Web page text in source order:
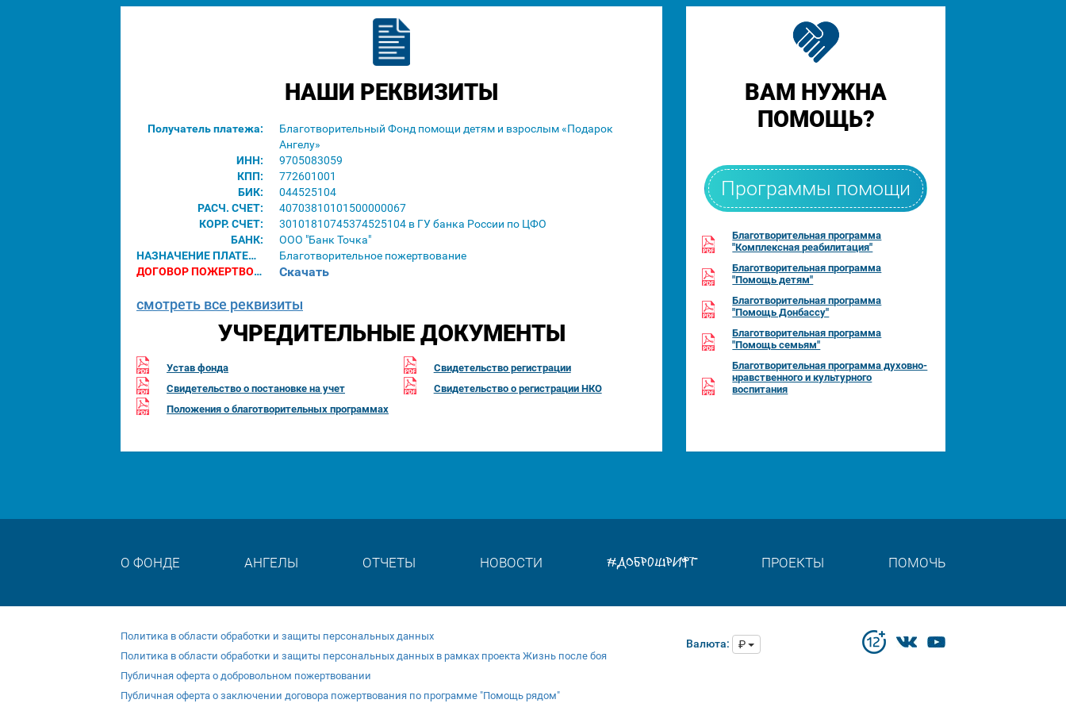
НАШИ РЕКВИЗИТЫ
Получатель платежа:
Благотворительный Фонд помощи детям и взрослым «Подарок
Ангелу»
ИНН:
9705083059
КПП:
772601001
БИК:
044525104
РАСЧ. СЧЕТ:
40703810101500000067
КОРР. СЧЕТ:
30101810745374525104 в ГУ банка России по ЦФО
БАНК:
ООО "Банк Точка"
НАЗНАЧЕНИЕ ПЛАТЕЖА:
Благотворительное пожертвование
ДОГОВОР ПОЖЕРТВОВАНИЯ ДЛЯ ЮРИДИЧЕСКИХ ЛИЦ:
Скачать
смотреть все реквизиты
УЧРЕДИТЕЛЬНЫЕ ДОКУМЕНТЫ
Устав фонда
Свидетельство о постановке на учет
Свидетельство регистрации
Свидетельство о регистрации НКО
Положения о благотворительных программах
ВАМ НУЖНА
ПОМОЩЬ?
Программы помощи
Благотворительная программа
"Комплексная реабилитация"
Благотворительная программа
"Помощь детям"
Благотворительная программа
"Помощь Донбассу"
Благотворительная программа
"Помощь семьям"
Благотворительная программа духовно-
нравственного и культурного
воспитания
О ФОНДЕ АНГЕЛЫ ОТЧЕТЫ НОВОСТИ #ДОБРОШРИФТ ПРОЕКТЫ ПОМОЧЬ
Политика в области обработки и защиты персональных данных
Политика в области обработки и защиты персональных данных в рамках проекта Жизнь после боя
Публичная оферта о добровольном пожертвовании
Публичная оферта о заключении договора пожертвования по программе "Помощь рядом"
Валюта: ₽